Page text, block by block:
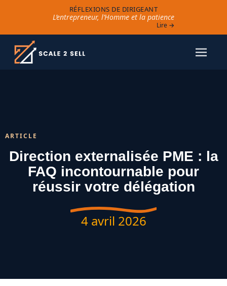
RÉFLEXIONS DE DIRIGEANT
L’entrepreneur, l’Homme et la patience
Lire →
ARTICLE
Direction externalisée PME : la
FAQ incontournable pour
réussir votre délégation
4 avril 2026